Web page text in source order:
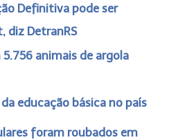
Definitiva pode ser
diz DetranRS
animais de argola
educação básica no país
foram roubados em